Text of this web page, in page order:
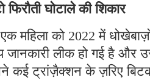
फिरौती घोटाले की शिकार
एक महिला को 2022 में
जानकारी लीक हो गई है और
ट्रांज़ैक्शन के ज़रिए